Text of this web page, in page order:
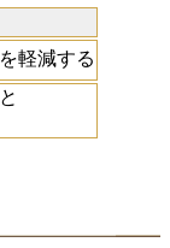
軽減する